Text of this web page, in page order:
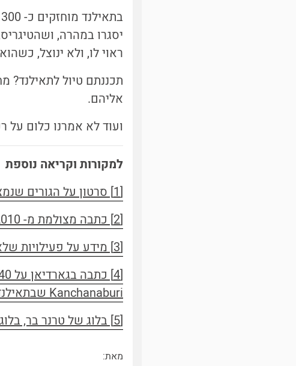
יסגרו במהרה,
ראוי לו, ולא ינוצל,
תכננתם טיול
אליהם.
ועוד לא אמרנו כלום על
למקורות וקריאה נוספת
[1] סרטון על הגורים שנמצאו בפריזר
[2] כתבה מצולמת מ- 2010 על מקדשי הטיגריסים
[3] מידע על פעילויות שלא פוגעות בבעלי חיים בתאילנד
Kanchanaburi שבתאילנד
[5] בלוג של טרנר בר, בלוגר שהתנדב במקלט לטיגריסים
מאת: